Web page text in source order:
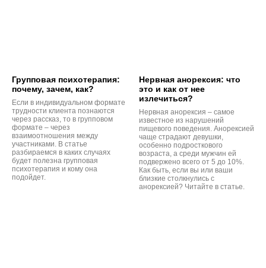
Групповая психотерапия:
почему, зачем, как?
Если в индивидуальном формате
трудности клиента познаются
через рассказ, то в групповом
формате – через
взаимоотношения между
участниками. В статье
разбираемся в каких случаях
будет полезна групповая
психотерапия и кому она
подойдет.
Нервная анорексия: что
это и как от нее
излечиться?
Нервная анорексия – самое
известное из нарушений
пищевого поведения. Анорексией
чаще страдают девушки,
особенно подросткового
возраста, а среди мужчин ей
подвержено всего от 5 до 10%.
Как быть, если вы или ваши
близкие столкнулись с
анорексией? Читайте в статье.